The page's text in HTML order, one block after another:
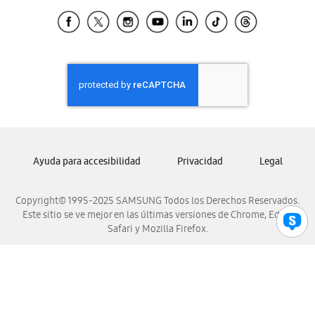
Samsung El Salvador
Samsung Honduras
Samsung Nicaragua
Samsung Panamá
Samsung Venezuela
Copyright© 1995-2025 SAMSUNG Todos los Derechos Reservados.
Este sitio se ve mejor en las últimas versiones de Chrome, Edge,
Safari y Mozilla Firefox.
Ayuda para accesibilidad Privacidad Legal